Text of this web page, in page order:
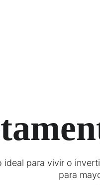
ideal para vivir o
para